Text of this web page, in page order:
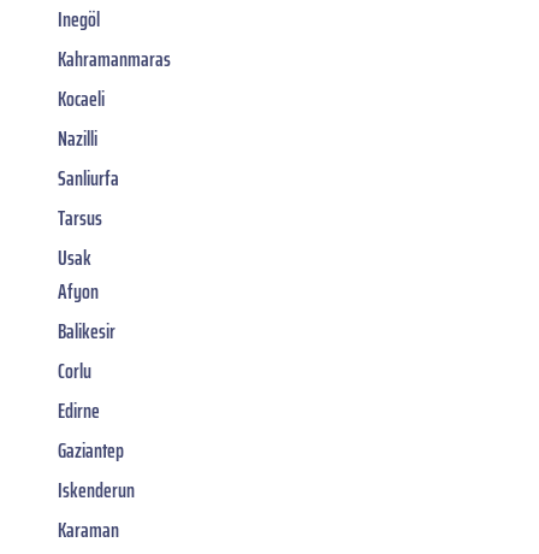
Inegöl
Kahramanmaras
Kocaeli
Nazilli
Sanliurfa
Tarsus
Usak
Afyon
Balikesir
Corlu
Edirne
Gaziantep
Iskenderun
Karaman